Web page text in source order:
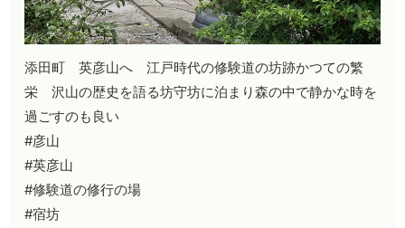
添田町 英彦山へ 江戸時代の修験道の坊跡かつての繁
栄 沢山の歴史を語る坊守坊に泊まり森の中で静かな時を
過ごすのも良い
#彦山
#英彦山
#修験道の修行の場
#宿坊